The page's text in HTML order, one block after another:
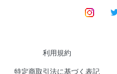
利用規約
特定商取引法に基づく表記